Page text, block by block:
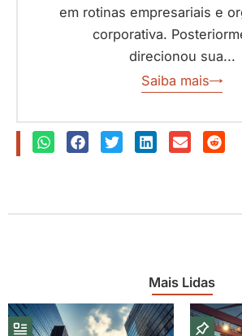
em rotinas empresariais e
corporativa.
direcionou sua...
Saiba mais
Mais Lidas